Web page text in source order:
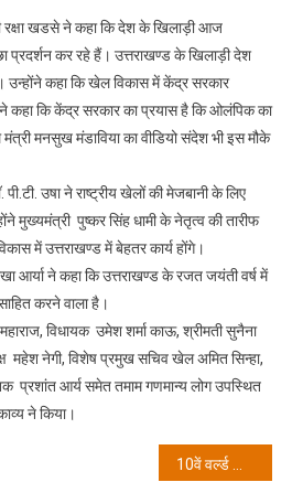
रक्षा खडसे ने कहा कि देश के खिलाड़ी आज
प्रदर्शन कर रहे हैं। उत्तराखण्ड के खिलाड़ी देश
कहा कि खेल विकास में केंद्र सरकार
कहा कि केंद्र सरकार का प्रयास है कि ओलंपिक का
मनसुख मंडाविया का वीडियो संदेश भी इस मौके
उषा ने राष्ट्रीय खेलों की मेजबानी के लिए
मुख्यमंत्री पुष्कर सिंह धामी के नेतृत्व की तारीफ
में उत्तराखण्ड में बेहतर कार्य होंगे।
आर्या ने कहा कि उत्तराखण्ड के रजत जयंती वर्ष में
करने वाला है।
विधायक उमेश शर्मा काऊ, श्रीमती सुनैना
महेश नेगी, विशेष प्रमुख सचिव खेल अमित सिन्हा,
प्रशांत आर्य समेत तमाम गणमान्य लोग उपस्थित
ने किया।
10वें वर्ल्ड आयुर्वेद कांग्रेस एवं आरोग्य एक्सपो के चौथे दिन में फ्री आयुष क्लीनिक में 1576 मरीजों का स्वास्थ्य परीक्षण कर उपचार किया